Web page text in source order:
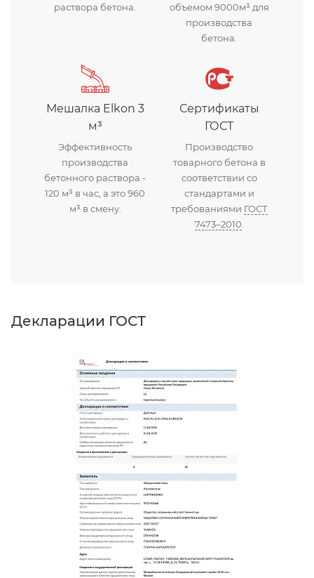
раствора бетона.
объемом 9000м³ для
производства
бетона.
Мешалка Elkon 3
м³
Эффективность
производства
бетонного раствора -
120 м³ в час, а это 960
м³ в смену.
Сертификаты
ГОСТ
Производство
товарного бетона в
соответствии со
стандартами и
требованиями ГОСТ
7473–2010
Декларации ГОСТ